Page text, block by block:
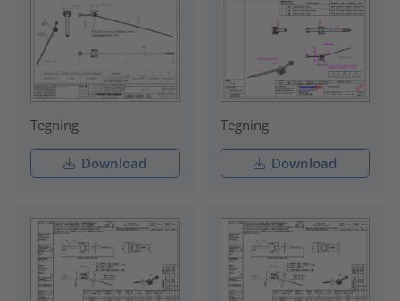
Tegning
Download
Tegning
Download